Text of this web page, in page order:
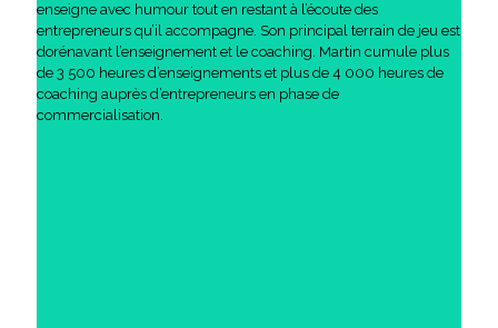
enseigne avec humour tout en restant à l’écoute des
entrepreneurs qu’il accompagne. Son principal terrain de jeu est
dorénavant l’enseignement et le coaching. Martin cumule plus
de 3 500 heures d’enseignements et plus de 4 000 heures de
coaching auprès d’entrepreneurs en phase de
commercialisation.